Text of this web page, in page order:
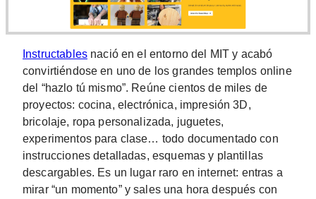
Instructablesnació en el entorno del MIT y acabó
convirtiéndose en uno de los grandes templos online
del “hazlo tú mismo”. Reúne cientos de miles de
proyectos: cocina, electrónica, impresión 3D,
bricolaje, ropa personalizada, juguetes,
experimentos para clase… todo documentado con
instrucciones detalladas, esquemas y plantillas
descargables. Es un lugar raro en internet: entras a
mirar “un momento” y sales una hora después con